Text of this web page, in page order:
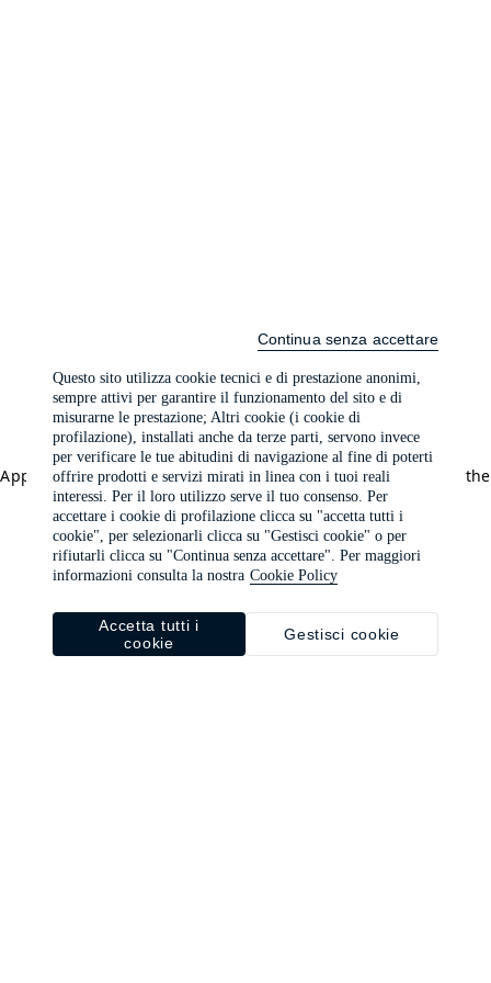
Application error: a client-side exception has occurred (see the
browser console for more information).
Questo sito utilizza cookie tecnici e di prestazione anonimi,
sempre attivi per garantire il funzionamento del sito e di
misurarne le prestazione; Altri cookie (i cookie di
profilazione), installati anche da terze parti, servono invece
per verificare le tue abitudini di navigazione al fine di poterti
offrire prodotti e servizi mirati in linea con i tuoi reali
interessi. Per il loro utilizzo serve il tuo consenso. Per
accettare i cookie di profilazione clicca su "accetta tutti i
cookie", per selezionarli clicca su "Gestisci cookie" o per
rifiutarli clicca su "Continua senza accettare". Per maggiori
informazioni consulta la nostra Cookie Policy
Gestisci cookie
Accetta tutti i
cookie
Continua senza accettare